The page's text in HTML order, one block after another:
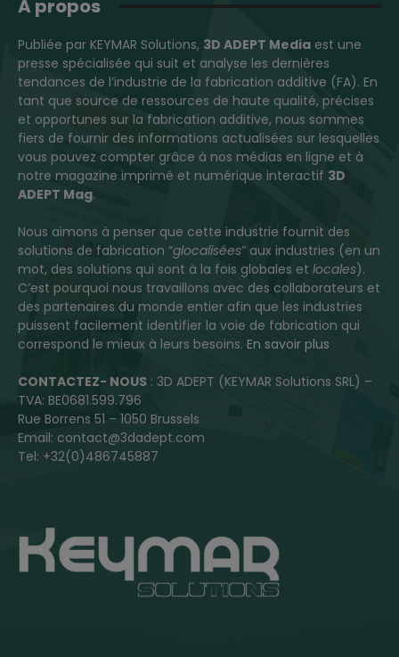
A propos
Publiée par KEYMAR Solutions, 3D ADEPT Media est une
presse spécialisée qui suit et analyse les dernières
tendances de l’industrie de la fabrication additive (FA). En
tant que source de ressources de haute qualité, précises
et opportunes sur la fabrication additive, nous sommes
fiers de fournir des informations actualisées sur lesquelles
vous pouvez compter grâce à nos médias en ligne et à
notre magazine imprimé et numérique interactif 3D
ADEPT Mag.
Nous aimons à penser que cette industrie fournit des
solutions de fabrication “glocalisées” aux industries (en un
mot, des solutions qui sont à la fois globales et locales).
C’est pourquoi nous travaillons avec des collaborateurs et
des partenaires du monde entier afin que les industries
puissent facilement identifier la voie de fabrication qui
correspond le mieux à leurs besoins. En savoir plus
CONTACTEZ- NOUS : 3D ADEPT (KEYMAR Solutions SRL) –
TVA: BE0681.599.796
Rue Borrens 51 – 1050 Brussels
Email: contact@3dadept.com
Tel: +32(0)486745887